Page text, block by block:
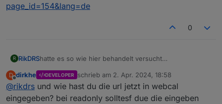
Danke für Deine Unterstützung!
page_id=154&lang=de
0
R RikDRShatte es so wie hier behandelt versucht
page_id=154&lang=de
D
Offline
dirkhe DEVELOPER schrieb am 2. Apr. 2024, 18:58
zuletzt editiert von
@rikdrs und wie hast du die url jetzt in webcal
eingegeben? bei readonly solltesf due die eingeben